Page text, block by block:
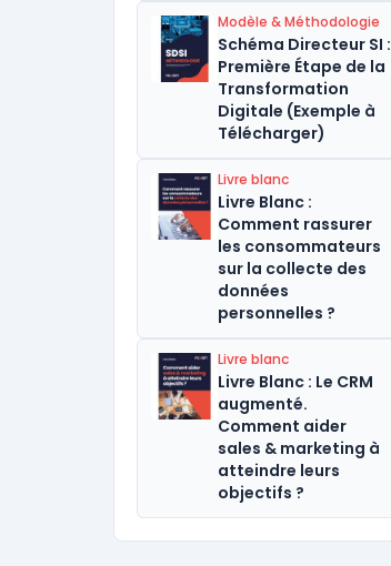
Modèle & Méthodologie
Schéma Directeur SI :
Première Étape de la
Transformation
Digitale (Exemple à
Télécharger)
Livre blanc
Livre Blanc :
Comment rassurer
les consommateurs
sur la collecte des
données
personnelles ?
Livre blanc
Livre Blanc : Le CRM
augmenté.
Comment aider
sales & marketing à
atteindre leurs
objectifs ?